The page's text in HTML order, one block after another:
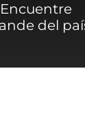
del